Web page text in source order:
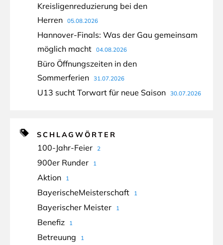
Kreisligenreduzierung bei den
Herren
05.08.2026
Hannover-Finals: Was der Gau gemeinsam
möglich macht
04.08.2026
Büro Öffnungszeiten in den
Sommerferien
31.07.2026
U13 sucht Torwart für neue Saison 30.07.2026
SCHLAGWÖRTER
100-Jahr-Feier 2
900er Runder 1
Aktion 1
BayerischeMeisterschaft 1
Bayerischer Meister 1
Benefiz 1
Betreuung 1